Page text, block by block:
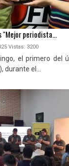
"Mejor periodista...
Vistas: 3200
el primero del
durante el...